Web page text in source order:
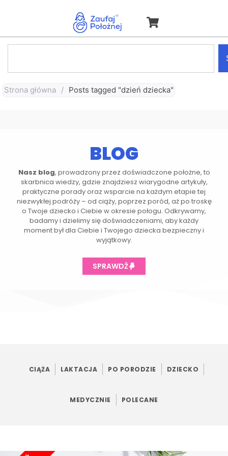
Strona główna / Posts tagged "dzień dziecka"
BLOG
Nasz blog, prowadzony przez doświadczone położne, to
skarbnica wiedzy, gdzie znajdziesz wiarygodne artykuły,
praktyczne porady oraz wsparcie na każdym etapie tej
niezwykłej podróży – od ciąży, poprzez poród, aż po troskę
o Twoje dziecko i Ciebie w okresie połogu. Odkrywamy,
badamy i dzielimy się doświadczeniami, aby każdy
moment był dla Ciebie i Twojego dziecka bezpieczny i
wyjątkowy.
SPRAWDŹ
CIĄŻA LAKTACJA PO PORODZIE DZIECKO
MEDYCZNIE POLECANE